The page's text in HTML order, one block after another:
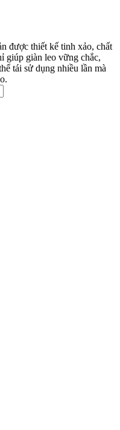
được thiết kế tinh xảo, chất
giúp giàn leo vững chắc,
tái sử dụng nhiều lần mà